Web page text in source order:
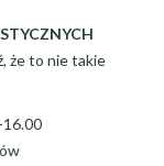
że to nie takie
16.00